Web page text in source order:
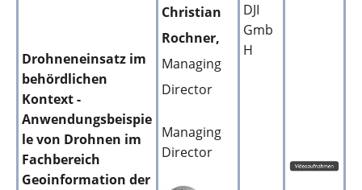
Drohneneinsatz im
behördlichen
Kontext -
Anwendungsbeispie
le von Drohnen im
Fachbereich
Geoinformation der
Christian
Rochner,
Managing
Director
Managing
Director
DJI
Gmb
H